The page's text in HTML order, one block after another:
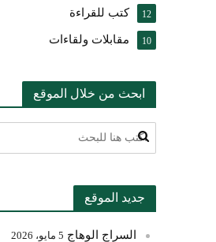
كتب للقراءة 12
مقابلات ولقاءات 10
ابحث من خلال الموقع
جديد الموقع
السراج الوهاج 5 مايو، 2026